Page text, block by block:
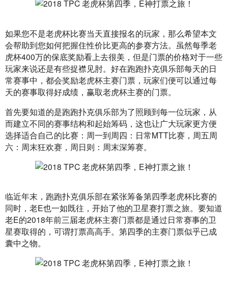
如果您不是老虎杯比赛当天直接报名的玩家，那么希望本文
会帮助到您如何把握住性价比更高的参赛方法。虽然每季老
虎杯400万的保底奖励看上去很美，但是门票的价格对于一些
玩家来说还是有些捉襟见肘。好在跑跑扑克俱乐部每天的日
常赛事中，都会奖励老虎杯主赛门票，玩家们便可以通过每
天的赛事取得好成绩，赢取老虎杯主赛的门票。
首先要知道的是跑跑扑克俱乐部为了照顾到每一位玩家，从
而建立不同的赛事结构和起始筹码，这也让广大玩家更方便
选择适合自己的比赛：周一到周四：日常MTT比赛，周五周
六：周末狂欢赛，周日则：周末深筹赛。
临近年末，跑跑扑克俱乐部在紧张筹备第四季老虎杯比赛的
同时，老E也一如既往，开始了他的卫星赛打票之旅。要知道
老E的2018年前三届老虎杯主赛门票都是通过日常赛事的卫
星赛取得的，可谓打票高高手。第四季的主赛门票似乎已成
囊中之物。